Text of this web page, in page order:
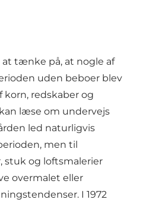
tænke på, at nogle af
uden beboer blev
redskaber og
læse om undervejs
led naturligvis
men til
og loftsmalerier
overmalet eller
I 1972